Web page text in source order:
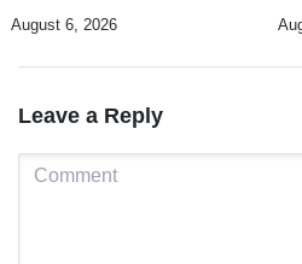
intensifika konservasaun
August 6, 2026
Leave a Reply